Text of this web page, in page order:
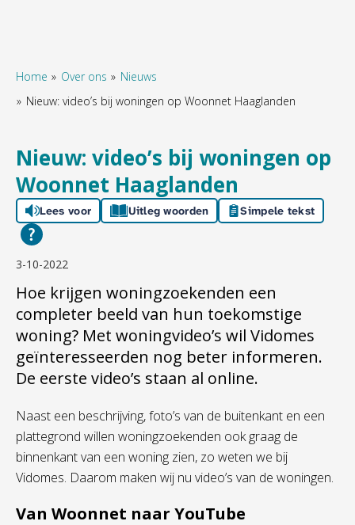
Home Over ons
Nieuws
Nieuw: video’s bij woningen op Woonnet Haaglanden
Nieuw: video’s bij woningen op
Woonnet Haaglanden
Lees voor Uitleg woorden Simpele tekst
3-10-2022
Hoe krijgen woningzoekenden een
completer beeld van hun toekomstige
woning? Met woningvideo’s wil Vidomes
geïnteresseerden nog beter informeren.
De eerste video’s staan al online.
Naast een beschrijving, foto’s van de buitenkant en een
plattegrond willen woningzoekenden ook graag de
binnenkant van een woning zien, zo weten we bij
Vidomes. Daarom maken wij nu video’s van de woningen.
Van Woonnet naar YouTube